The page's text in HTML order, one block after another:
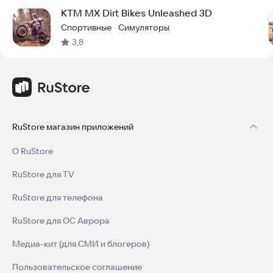
KTM MX Dirt Bikes Unleashed 3D
Спортивные · Симуляторы
3,8
RuStore магазин приложений
О RuStore
RuStore для TV
RuStore для телефона
RuStore для ОС Аврора
Медиа-кит (для СМИ и блогеров)
Пользовательское соглашение